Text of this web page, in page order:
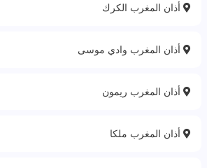
أذان المغرب الكرك
أذان المغرب وادي موسى
أذان المغرب ريمون
أذان المغرب ملكا